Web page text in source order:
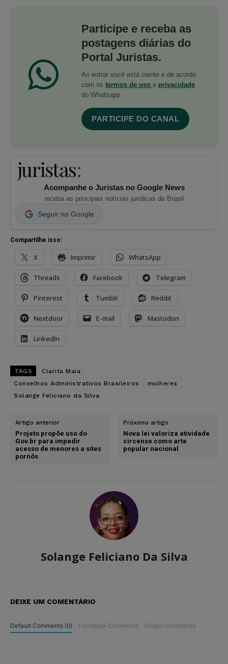
Participe e receba as
postagens diárias do
Portal Juristas.
Ao entrar você está ciente e de acordo
com os termos de uso e privacidade
do Whatsapp.
PARTICIPE DO CANAL
Acompanhe o Juristas no Google News
receba as principais notícias jurídicas do Brasil
Seguir no Google
Compartilhe isso:
X Imprimir WhatsApp
Threads Facebook Telegram
Pinterest Tumblr Reddit
Nextdoor E-mail Mastodon
LinkedIn
TAGS
Clarita Maia
Conselhos Administrativos Brasileiros
mulheres
Solange Feliciano da Silva
Artigo anterior
Projeto propõe uso do
Gov.br para impedir
acesso de menores a sites
pornôs
Próximo artigo
Nova lei valoriza atividade
circense como arte
popular nacional
Solange Feliciano Da Silva
DEIXE UM COMENTÁRIO
Default Comments (0) Facebook Comments Disqus Comments